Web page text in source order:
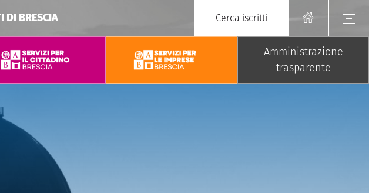
DI BRESCIA Cerca iscritti
Amministrazione
trasparente